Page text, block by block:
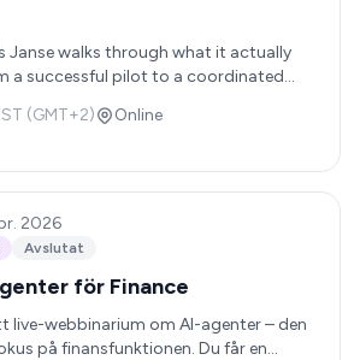
Janse walks through what it actually
a successful pilot to a coordinated
Factory, and Fleet, with a deeper dive
and cross-team rollout.
a practical roadmap for succeeding
unlocking real, compounding value.
from companies with 100+
(GMT+2)
Online
2026
Avslutat
för Finance
live-webbinarium om AI-agenter – den
på finansfunktionen. Du får en